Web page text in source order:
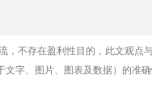
，不存在盈利性目的，此文观
字、图片、图表及数据）的准